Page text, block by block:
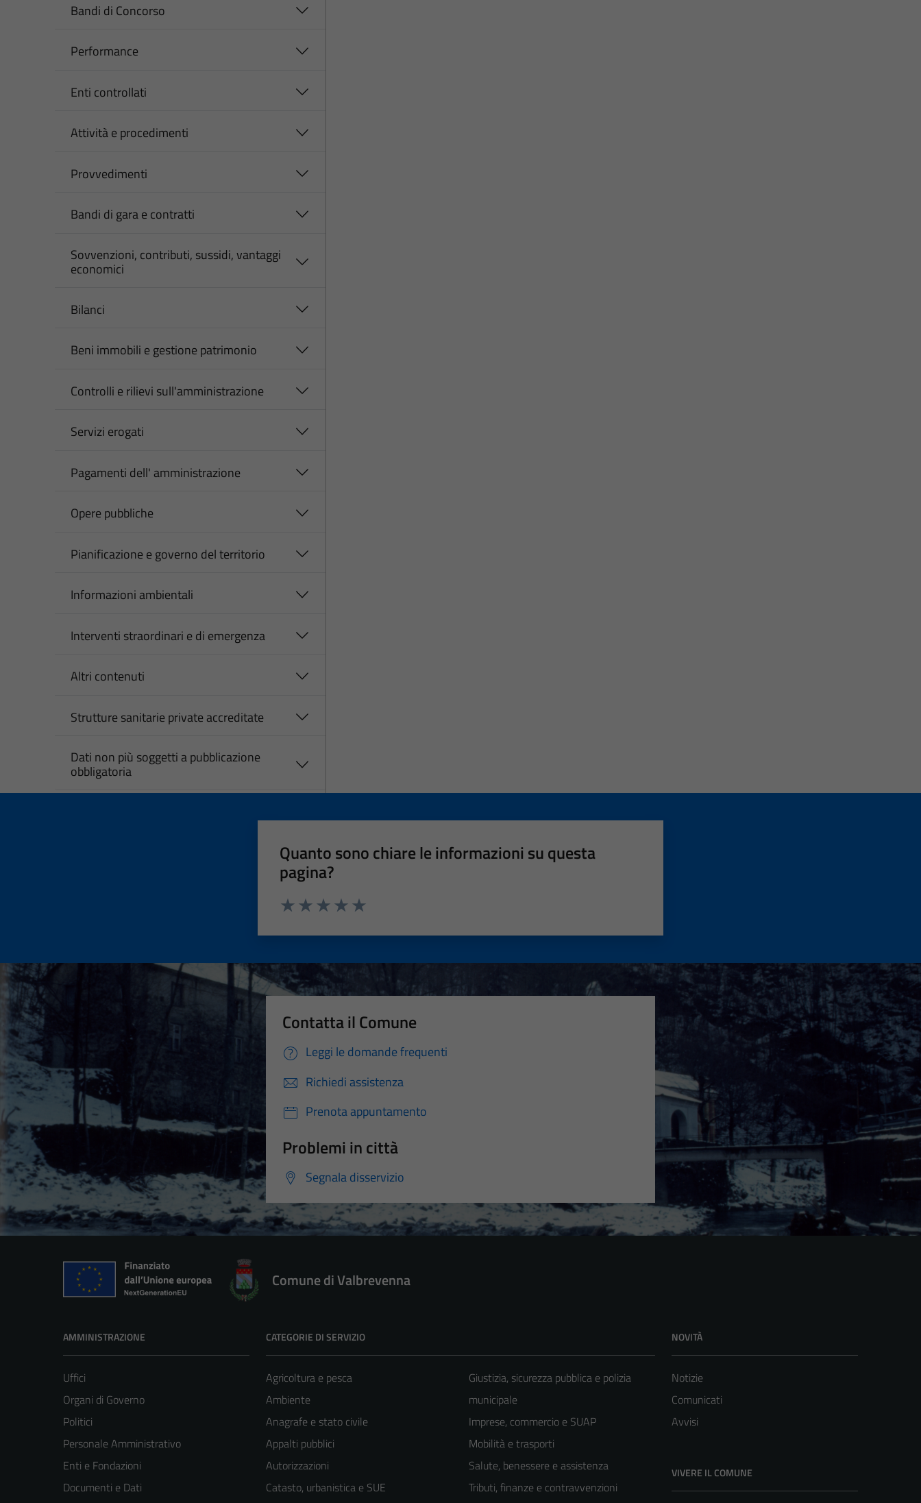
Bandi di Concorso
Performance
Enti controllati
Attività e procedimenti
Provvedimenti
Bandi di gara e contratti
Sovvenzioni, contributi, sussidi, vantaggi
economici
Bilanci
Beni immobili e gestione patrimonio
Controlli e rilievi sull'amministrazione
Servizi erogati
Pagamenti dell' amministrazione
Opere pubbliche
Pianificazione e governo del territorio
Informazioni ambientali
Interventi straordinari e di emergenza
Altri contenuti
Strutture sanitarie private accreditate
Dati non più soggetti a pubblicazione
obbligatoria
Quanto sono chiare le informazioni su questa
pagina?
Contatta il Comune
Leggi le domande frequenti
Richiedi assistenza
Prenota appuntamento
Problemi in città
Segnala disservizio
Comune di Valbrevenna
AMMINISTRAZIONE
Uffici
Organi di Governo
Politici
Personale Amministrativo
Enti e Fondazioni
Documenti e Dati
CATEGORIE DI SERVIZIO
Agricoltura e pesca
Ambiente
Anagrafe e stato civile
Appalti pubblici
Autorizzazioni
Catasto, urbanistica e SUE
Giustizia, sicurezza pubblica e polizia
municipale
Imprese, commercio e SUAP
Mobilità e trasporti
Salute, benessere e assistenza
Tributi, finanze e contravvenzioni
NOVITÀ
Notizie
Comunicati
Avvisi
VIVERE IL COMUNE